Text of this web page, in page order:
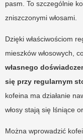
pasm. To szczególnie
zniszczonymi włosami.
Dzięki właściwościom
mieszków włosowych,
własnego
się przy regularnym
kofeina ma działanie
włosy stają się lśniące
Można wprowadzić